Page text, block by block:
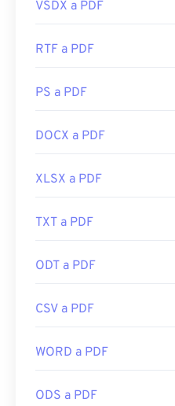
VSDX a PDF
RTF a PDF
PS a PDF
DOCX a PDF
XLSX a PDF
TXT a PDF
ODT a PDF
CSV a PDF
WORD a PDF
ODS a PDF